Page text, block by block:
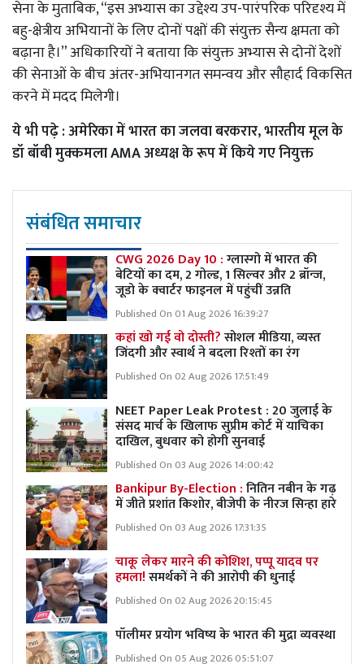
सेना के मुताबिक, “इस अभ्यास का उद्देश्य उप-पारंपरिक परिदृश्य में
बहु-क्षेत्रीय अभियानों के लिए दोनों पक्षों की संयुक्त सैन्य क्षमता को
बढ़ाना है।” अधिकारियों ने बताया कि संयुक्त अभ्यास से दोनों देशों
की सेनाओं के बीच अंतर-अभियानगत समन्वय और सौहार्द विकसित
करने में मदद मिलेगी।
ये भी पढ़े :अमेरिका में भारत का जलवा बरकरार, भारतीय मूल के
डॉ बॉबी मुक्कमला AMA अध्यक्ष के रूप में किये गए नियुक्त
संबंधित समाचार
CWG 2026 Day 10 :ग्लास्गो में भारत की
बेटियों का दम, 2 गोल्ड, 1 सिल्वर और 2 ब्रॉन्ज,
जूडो के क्वार्टर फाइनल में पहुंचीं उन्नति
Published On 01 Aug 2026 16:39:27
कहां खो गई वो दोस्ती?सोशल मीडिया, व्यस्त
जिंदगी और स्वार्थ ने बदला रिश्तों का रंग
Published On 02 Aug 2026 17:51:49
NEET Paper Leak Protest : 20 जुलाई के
संसद मार्च के खिलाफ सुप्रीम कोर्ट में याचिका
दाखिल, बुधवार को होगी सुनवाई
Published On 03 Aug 2026 14:00:42
Bankipur By-Election :नितिन नबीन के गढ़
में जीते प्रशांत किशोर, बीजेपी के नीरज सिन्हा हारे
Published On 03 Aug 2026 17:31:35
चाकू लेकर मारने की कोशिश, पप्पू यादव पर
हमला!समर्थकों ने की आरोपी की धुनाई
Published On 02 Aug 2026 20:15:45
पॉलीमर प्रयोग भविष्य के भारत की मुद्रा व्यवस्था
Published On 05 Aug 2026 05:51:07